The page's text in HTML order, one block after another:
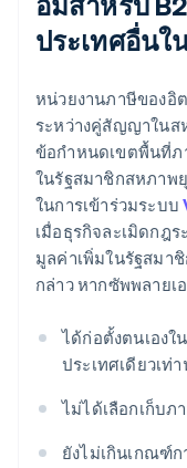
ประเทศอื่น
หน่วยงานภาษีของอิ
ระหว่างคู่สัญญาในส
ข้อกำหนดเขตพื้นที่ภ
ในรัฐสมาชิกสหภาพ
ในการเข้าร่วมระบบ
เมื่อธุรกิจละเมิดกฎ
มูลค่าเพิ่มในรัฐสมา
กล่าว หากซัพพลาย
ได้ก่อตั้งตนเองใ
ประเทศเดียวเท่
ไม่ได้เลือกเก็บภ
ยังไม่เกินเกณฑ์